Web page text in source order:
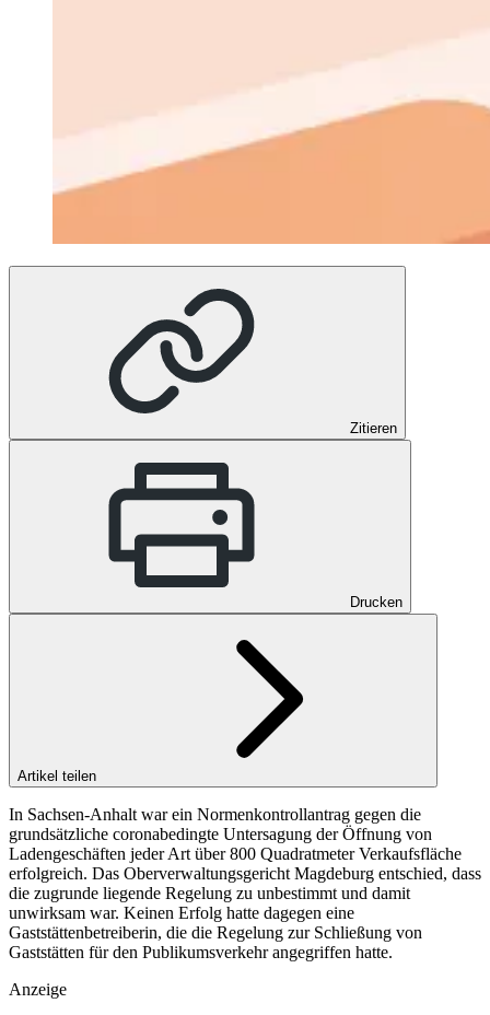
Zitieren
Drucken
Artikel teilen
In Sachsen-Anhalt war ein Normenkontrollantrag gegen die
grundsätzliche coronabedingte Untersagung der Öffnung von
Ladengeschäften jeder Art über 800 Quadratmeter Verkaufsfläche
erfolgreich. Das Oberverwaltungsgericht Magdeburg entschied, dass
die zugrunde liegende Regelung zu unbestimmt und damit
unwirksam war. Keinen Erfolg hatte dagegen eine
Gaststättenbetreiberin, die die Regelung zur Schließung von
Gaststätten für den Publikumsverkehr angegriffen hatte.
Anzeige